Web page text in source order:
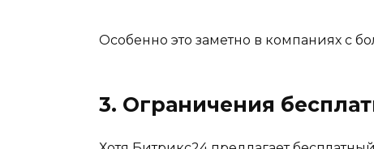
Особенно это заметно в компаниях с
3. Ограничения